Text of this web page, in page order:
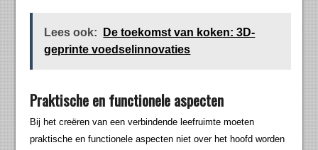
Lees ook:
De toekomst van koken: 3D-
geprinte voedselinnovaties
Praktische en functionele aspecten
Bij het creëren van een verbindende leefruimte moeten
praktische en functionele aspecten niet over het hoofd worden